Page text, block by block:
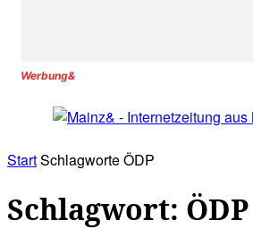
Werbung&
StartSchlagworteÖDP
Schlagwort: ÖDP